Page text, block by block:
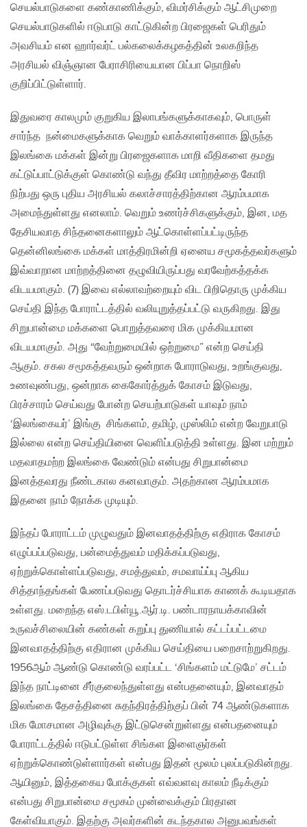
செயல்பாடுகளை கண்காணிக்கும், விமர்சிக்கும் ஆட்சிமுறை
செயல்பாடுகளில் ஈடுபாடு காட்டுகின்ற பிரஜைகள் பெரிதும்
அவசியம் என ஹார்வர்ட் பல்கலைக்கழகத்தின் உலகறிந்த
அரசியல் விஞ்ஞான பேராசிரியையான பிப்பா நொறிஸ்
குறிப்பிட்டுள்ளார்.
இதுவரை காலமும் குறுகிய இலாபங்களுக்காகவும், பொருள்
சார்ந்த நன்மைகளுக்காக வெறும் வாக்காளர்களாக இருந்த
இலங்கை மக்கள் இன்று பிரஜைகளாக மாறி வீதிகளை தமது
கட்டுப்பாட்டுக்குள் கொண்டு வந்து தீவிர மாற்றத்தை கோரி
நிற்பது ஒரு புதிய அரசியல் கலாச்சாரத்திற்கான ஆரம்பமாக
அமைந்துள்ளது எனலாம். வெறும் உணர்ச்சிகளுக்கும், இன, மத
தேசியவாத சிந்தனைகளாலும் ஆட்கொள்ளப்பட்டிருந்த
தென்னிலங்கை மக்கள் மாத்திரமின்றி ஏனைய சமூகத்தவர்களும்
இவ்வாறான மாற்றத்தினை தழுவியிருப்பது வரவேற்கத்தக்க
விடயமாகும். (7) இவை எல்லாவற்றையும் விட பிறிதொரு முக்கிய
செய்தி இந்த போராட்டத்தில் வலியுறுத்தப்பட்டு வருகிறது. இது
சிறுபான்மை மக்களை பொறுத்தவரை மிக முக்கியமான
விடயமாகும். அது “வேற்றுமையில் ஒற்றுமை” என்ற செய்தி
ஆகும். சகல சமூகத்தவரும் ஒன்றாக போராடுவது, உறங்குவது,
உணவுண்பது, ஒன்றாக கைகோர்த்துக் கோசம் இடுவது,
பிரச்சாரம் செய்வது போன்ற செயற்பாடுகள் யாவும் நாம்
‘இலங்கையர்’ இங்கு சிங்களம், தமிழ், முஸ்லிம் என்ற வேறுபாடு
இல்லை என்ற செய்தியினை வெளிப்படுத்தி உள்ளது. இன மற்றும்
மதவாதமற்ற இலங்கை வேண்டும் என்பது சிறுபான்மை
இனத்தவரது நீண்டகால கனவாகும். அதற்கான ஆரம்பமாக
இதனை நாம் நோக்க முடியும்.
இந்தப் போராட்டம் முழுவதும் இனவாதத்திற்கு எதிராக கோசம்
எழுப்பப்படுவது, பன்மைத்துவம் மதிக்கப்படுவது,
ஏற்றுக்கொள்ளப்படுவது, சமத்துவம், சமவாய்ப்பு ஆகிய
சித்தாந்தங்கள் பேணப்படுவது தொடர்ச்சியாக காணக் கூடியதாக
உள்ளது. மறைந்த எஸ்.டபிள்யூ.ஆர்.டி. பண்டாரநாயக்காவின்
உருவச்சிலையின் கண்கள் கறுப்பு துணியால் கட்டப்பட்டமை
இனவாதத்திற்கு எதிரான முக்கிய செய்தியை பறைசாற்றுகிறது.
1956ஆம் ஆண்டு கொண்டு வரப்பட்ட ‘சிங்களம் மட்டுமே’ சட்டம்
இந்த நாட்டினை சீர்குலைந்துள்ளது என்பதனையும், இனவாதம்
இலங்கை தேசத்தினை சுதந்திரத்திற்குப் பின் 74 ஆண்டுகளாக
மிக மோசமான அழிவுக்கு இட்டுசென்றுள்ளது என்பதனையும்
போராட்டத்தில் ஈடுபட்டுள்ள சிங்கள இளைஞர்கள்
ஏற்றுக்கொண்டுள்ளார்கள் என்பது இதன் மூலம் புலப்படுகின்றது.
ஆயினும், இத்தகைய போக்குகள் எவ்வளவு காலம் நீடிக்கும்
என்பது சிறுபான்மை சமூகம் முன்வைக்கும் பிரதான
கேள்வியாகும். இதற்கு அவர்களின் கடந்தகால அனுபவங்கள்